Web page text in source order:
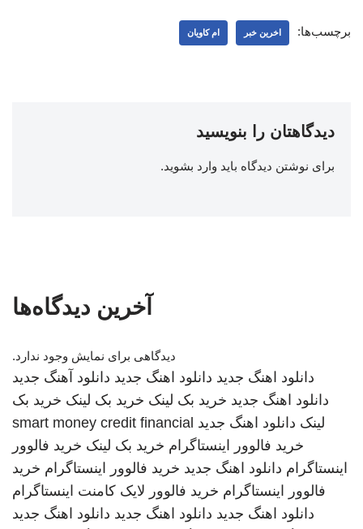
برچسب‌ها: اخرین خبر ام کاویان
دیدگاهتان را بنویسید
برای نوشتن دیدگاه باید وارد بشوید.
آخرین دیدگاه‌ها
دیدگاهی برای نمایش وجود ندارد.
دانلود اهنگ جدید دانلود اهنگ جدید دانلود آهنگ جدید
دانلود اهنگ جدید خرید بک لینک خرید بک لینک خرید بک
لینک دانلود اهنگ جدید smart money credit financial
خرید فالوور اینستاگرام خرید بک لینک خرید فالوور
اینستاگرام دانلود اهنگ جدید خرید فالوور اینستاگرام خرید
فالوور اینستاگرام خرید فالوور لایک کامنت اینستاگرام
دانلود اهنگ جدید دانلود اهنگ جدید دانلود اهنگ جدید